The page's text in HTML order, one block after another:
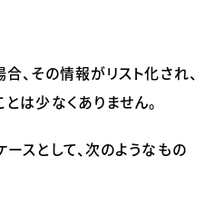
、その情報がリスト化され、
は少なくありません。
スとして、次のようなもの